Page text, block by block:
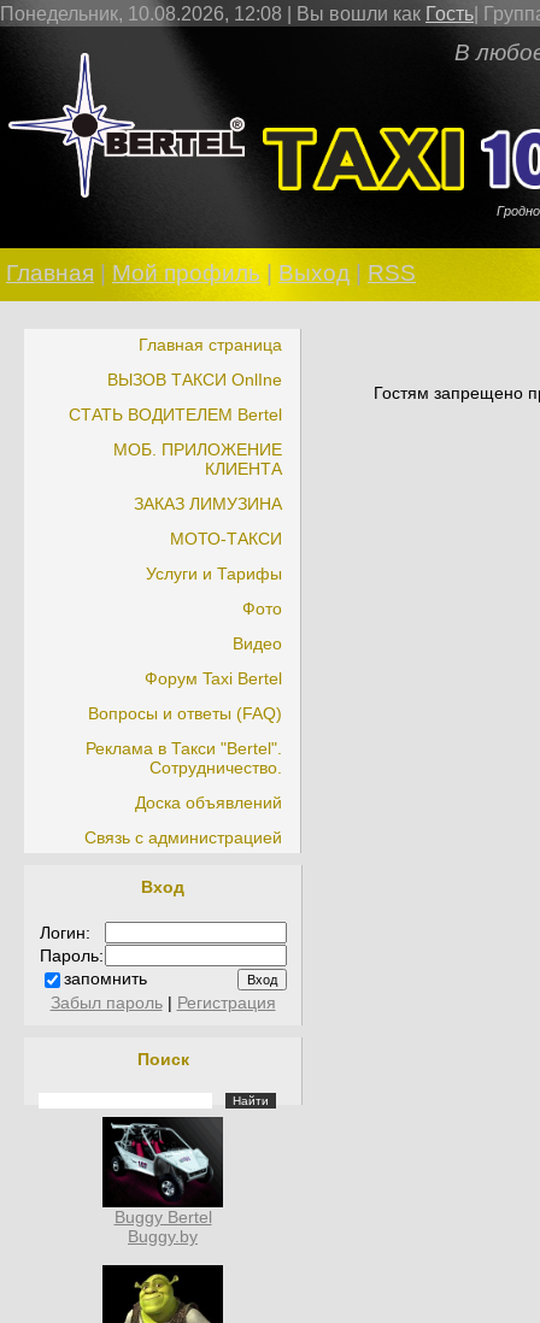
Понедельник, 10.08.2026, 12:08 | Вы вошли как Гость
В любое
Главная Мой профиль Выход RSS
Главная страница
ВЫЗОВ ТАКСИ OnlIne
СТАТЬ ВОДИТЕЛЕМ Bertel
МОБ. ПРИЛОЖЕНИЕ
КЛИЕНТА
ЗАКАЗ ЛИМУЗИНА
МОТО-ТАКСИ
Услуги и Тарифы
Фото
Видео
Форум Taxi Bertel
Вопросы и ответы (FAQ)
Реклама в Такси "Bertel".
Сотрудничество.
Доска объявлений
Связь с администрацией
Вход
Логин:
Пароль:
запомнить
Забыл пароль| Регистрация
Поиск
Buggy Bertel
Buggy.by
Гостям запрещено